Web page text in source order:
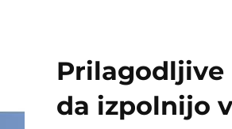
Prilagodljive
da izpolnijo